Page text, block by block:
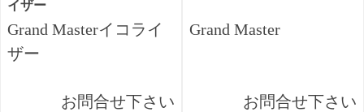
イザー
Grand Masterイコライ
ザー
お問合せ下さい
Grand Master
お問合せ下さい